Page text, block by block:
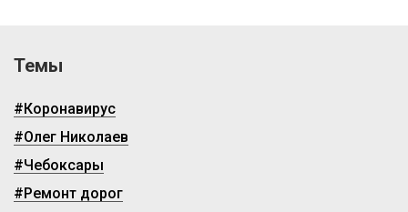
Темы
#Коронавирус
#Олег Николаев
#Чебоксары
#Ремонт дорог